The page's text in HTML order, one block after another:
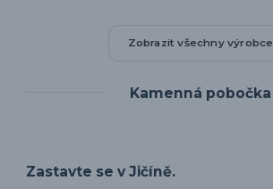
Zobrazit všechny výrobce
Kamenná pobočka
Zastavte se v Jičíně.